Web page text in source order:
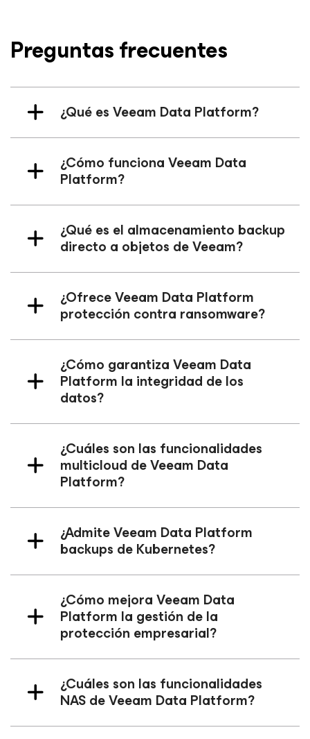
Preguntas frecuentes
¿Qué es Veeam Data Platform?
¿Cómo funciona Veeam Data
Platform?
¿Qué es el almacenamiento backup
directo a objetos de Veeam?
¿Ofrece Veeam Data Platform
protección contra ransomware?
¿Cómo garantiza Veeam Data
Platform la integridad de los
datos?
¿Cuáles son las funcionalidades
multicloud de Veeam Data
Platform?
¿Admite Veeam Data Platform
backups de Kubernetes?
¿Cómo mejora Veeam Data
Platform la gestión de la
protección empresarial?
¿Cuáles son las funcionalidades
NAS de Veeam Data Platform?